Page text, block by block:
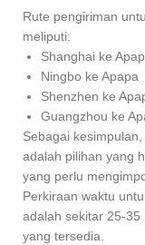
Rute pengiriman
meliputi:
Shanghai ke
Ningbo ke Apapa
Shenzhen ke
Guangzhou ke
Sebagai
adalah pilihan yang
yang perlu
Perkiraan waktu
adalah sekitar 25-
yang tersedia.